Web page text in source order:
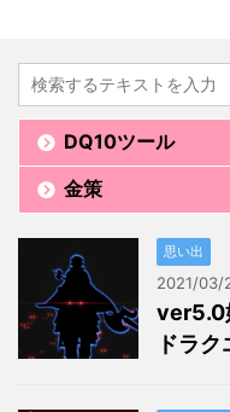
DQ10ツール
金策
思い出
2021/03/
ver5.0
ドラク